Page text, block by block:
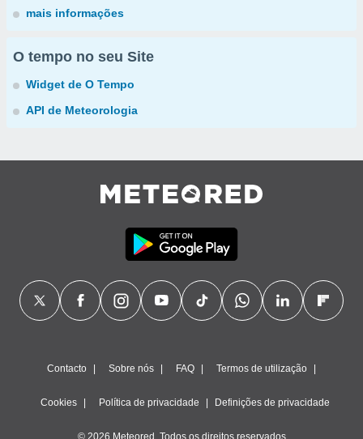
mais informações
O tempo no seu Site
Widget de O Tempo
API de Meteorologia
Contacto Sobre nós FAQ Termos de utilização
Cookies Política de privacidade Definições de privacidade
© 2026 Meteored. Todos os direitos reservados